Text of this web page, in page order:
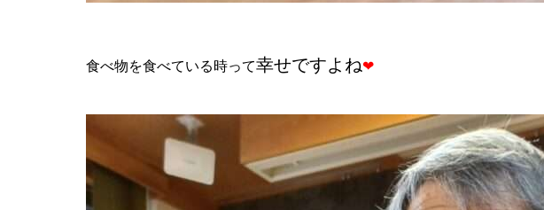
食べ物を食べている時って幸せですよね❤